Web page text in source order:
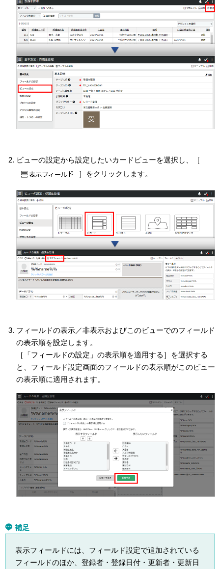
ビューの設定から設定したいカードビューを選択し、［
］をクリックします。
フィールドの表示／非表示およびこのビューでのフィールド
の表示順を設定します。
［「フィールドの設定」の表示順を適用する］を選択する
と、フィールド設定画面のフィールドの表示順がこのビュー
の表示順に適用されます。
補足
表示フィールドには、フィールド設定で追加されている
フィールドのほか、登録者・登録日付・更新者・更新日